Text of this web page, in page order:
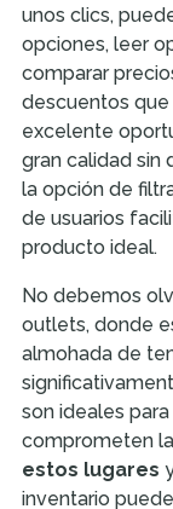
unos clics,
opciones, leer
comparar
descuentos
excelente
gran calidad sin
la opción de
de usuarios
producto ideal.
No debemos
outlets, donde
almohada de
son ideales
comprometen
estos lugares
inventario